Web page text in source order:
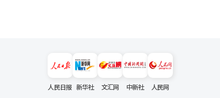
人民日报 新华社 文汇网 中新社 人民网